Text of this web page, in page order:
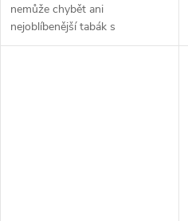
nemůže chybět ani
nejoblíbenější tabák s
legendárním velbloudem.